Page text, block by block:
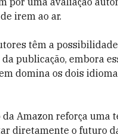
irem ao ar.
têm a
publicação, embora
domina os dois
Amazon reforça uma
diretamente o futuro